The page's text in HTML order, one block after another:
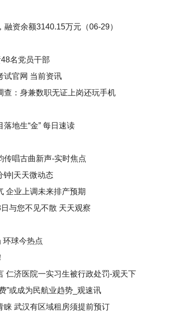
资余额3140.15万元（06-29）
名党员干部
试官网 当前资讯
查：身兼数职无证上岗还玩手机
地生“金” 每日速读
传唱古曲新声-实时焦点
钟|天天微动态
企业上调未来排产预期
与您不见不散 天天观察
环球今热点
仁济医院一实习生被行政处罚-观天下
”或成为民航业趋势_观速讯
睐 武汉有区域租房须提前预订